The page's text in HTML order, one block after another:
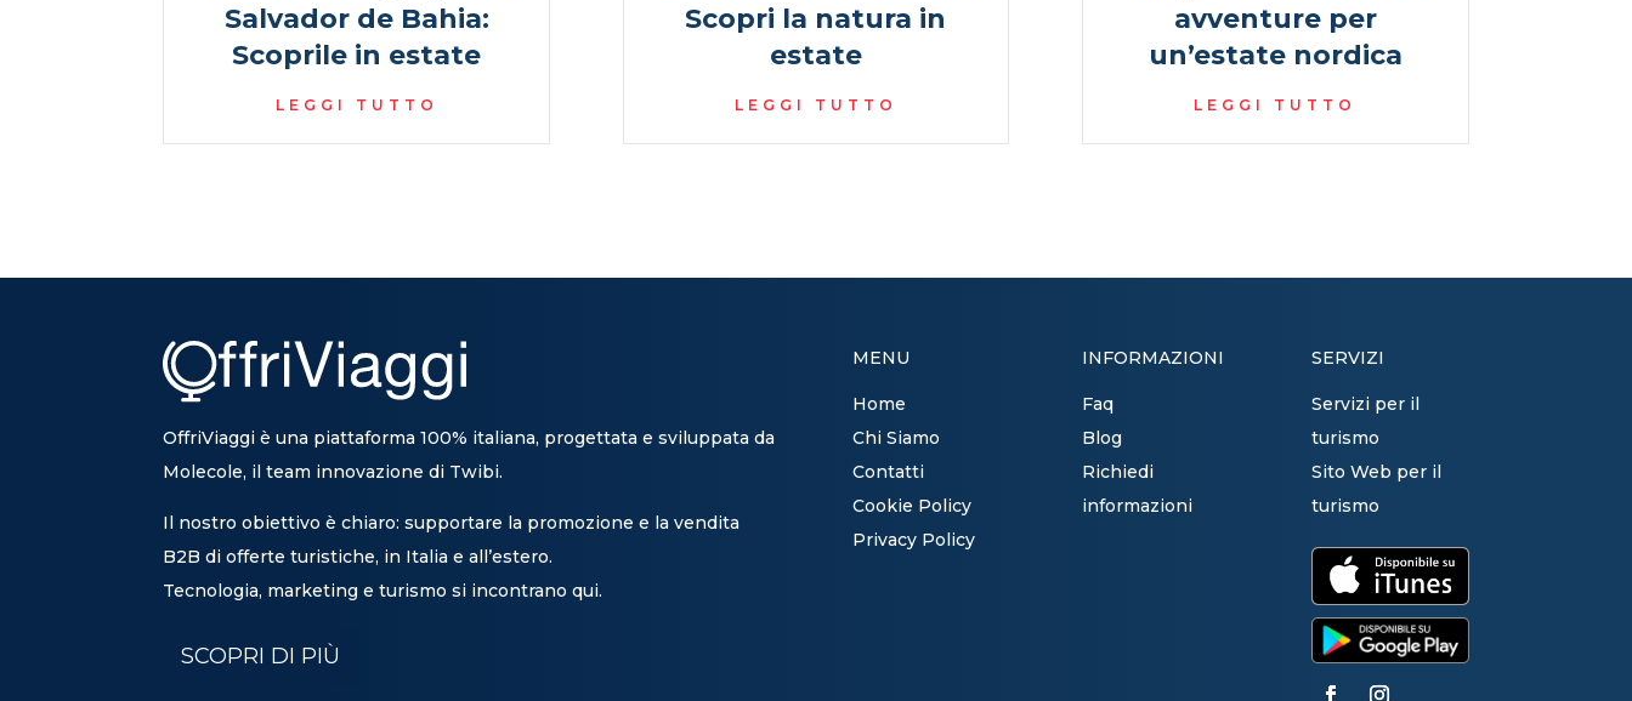
Salvador de Bahia:
Scoprile in estate
LEGGI TUTTO
Scopri la natura in
estate
LEGGI TUTTO
avventure per
un’estate nordica
LEGGI TUTTO
OffriViaggi è una piattaforma 100% italiana, progettata e sviluppata da
Molecole, il team innovazione di Twibi.
Il nostro obiettivo è chiaro: supportare la promozione e la vendita
B2B di offerte turistiche, in Italia e all’estero.
Tecnologia, marketing e turismo si incontrano qui.
SCOPRI DI PIÙ
MENU
Home
Chi Siamo
Contatti
Cookie Policy
Privacy Policy
INFORMAZIONI
Faq
Blog
Richiedi
informazioni
SERVIZI
Servizi per il
turismo
Sito Web per il
turismo